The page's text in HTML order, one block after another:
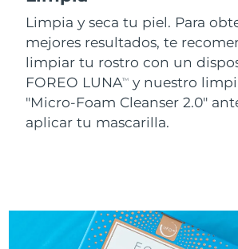
Limpia y seca tu piel. Para
mejores resultados, te
limpiar tu rostro con un
FOREO LUNATM
y nuestro
"Micro-Foam Cleanser 2.0"
aplicar tu mascarilla.